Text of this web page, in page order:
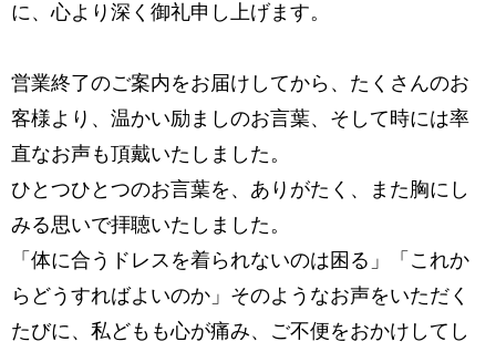
に、心より深く御礼申し上げます。
営業終了のご案内をお届けしてから、たくさんのお
客様より、 温かい励ましのお言葉、そして時には率
直なお声も頂戴いたしました。
ひとつひとつのお言葉を、ありがたく、また胸にし
みる思いで拝聴いたしました。
「体に合うドレスを着られないのは困る」「これか
らどうすればよいのか」 そのようなお声をいただく
たびに、私どもも心が痛み、 ご不便をおかけしてし